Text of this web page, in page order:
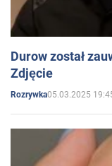
Durow został
Zdjęcie
Rozrywka05.03.2025